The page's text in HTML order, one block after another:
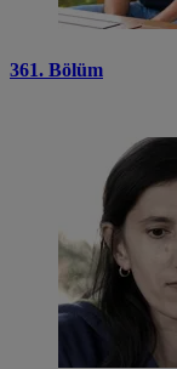
361. Bölüm